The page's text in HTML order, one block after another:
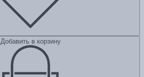
Добавить в корзину